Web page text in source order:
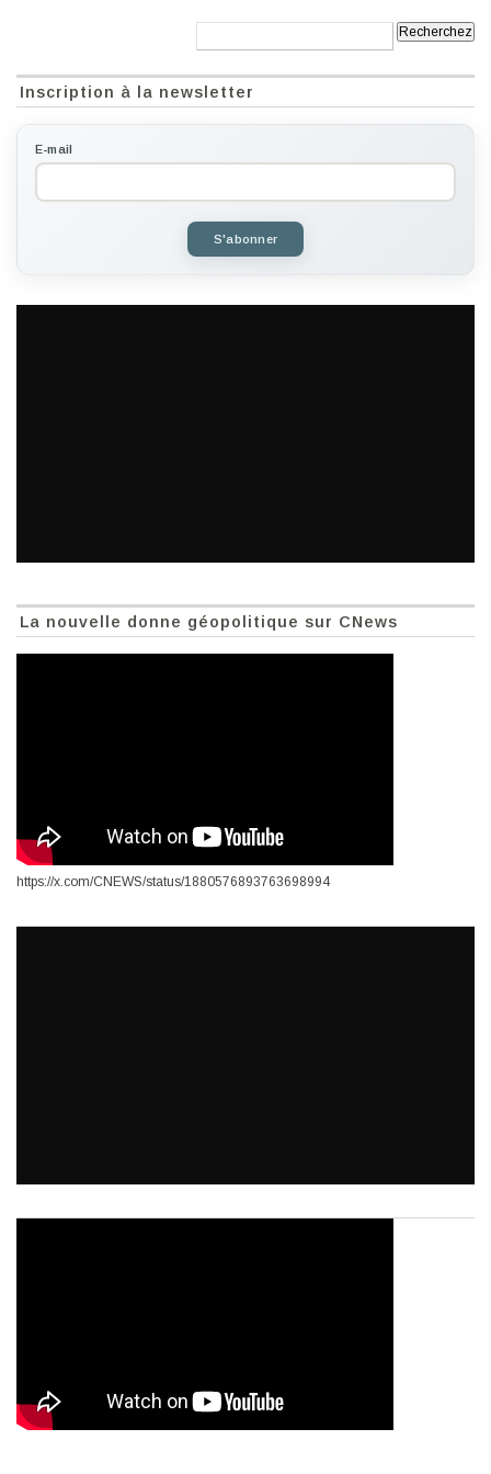
Inscription à la newsletter
E-mail
S'abonner
La nouvelle donne géopolitique sur CNews
https://x.com/CNEWS/status/1880576893763698994